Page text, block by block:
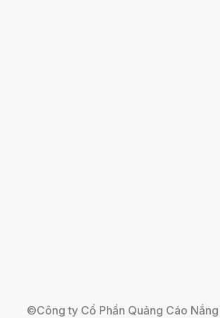
©Công ty Cổ Phần Quảng Cáo